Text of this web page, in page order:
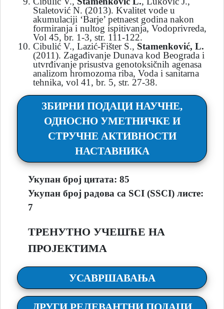
Staletović N. (2013). Kvalitet vode u
akumulaciji ‘Barje’ petnaest godina nakon
formiranja i nultog ispitivanja, Vodoprivreda,
Vol 45, br. 1-3, str. 111-122.
Cibulić V., Lazić-Fišter S., Stamenković, L.
(2011). Zagađivanje Dunava kod Beograda i
utvrđivanje prisustva genotoksičnih agenasa
analizom hromozoma riba, Voda i sanitarna
tehnika, vol 41, br. 5, str. 27-38.
ЗБИРНИ ПОДАЦИ НАУЧНЕ,
ОДНОСНО УМЕТНИЧКЕ И
СТРУЧНЕ АКТИВНОСТИ
НАСТАВНИКА
Укупан број цитата: 85
Укупан број радова са SCI (SSCI) листе:
7
ТРЕНУТНО УЧЕШЋЕ НА
ПРОЈЕКТИМА
УСАВРШАВАЊА